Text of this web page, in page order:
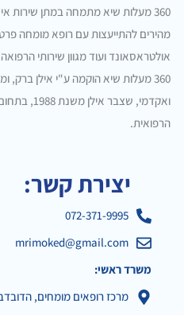
360 מעלות שיא מתמחה במתן שירות
אולטראסאונד ועוד מגוון שירותי
360 מעלות שיא הוקמה ע"י אילן ברק,
ואקדמי,
הרפואית.
יצירת קשר:
072-371-9995
mrimoked@gmail.com
משרד ראשי:
מרכז רופאים מומחים, הדובדבן 7 קריית